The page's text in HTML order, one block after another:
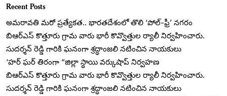
Recent Posts
అమరావతి మరో ప్రత్యేకత.. భారతదేశంలో తొలి ‘పోల్-ఫ్రీ’ నగరం
బిఆర్ఎస్ కొత్తూరు గ్రామ వారు భారీ కొవ్వొత్తుల ర్యాలీ నిర్వహించారు.
సుదర్శన్ రెడ్డి గారికి ఘనంగా శ్రద్ధాంజలి నటించిన నాయకులు
‘హర్ ఘర్ తిరంగా “జిల్లా స్థాయి వర్కుషాప్ నిర్వహణ
బిఆర్ఎస్ కొత్తూరు గ్రామ వారు భారీ కొవ్వొత్తుల ర్యాలీ నిర్వహించారు.
సుదర్శన్ రెడ్డి గారికి ఘనంగా శ్రద్ధాంజలి నటించిన నాయకులు